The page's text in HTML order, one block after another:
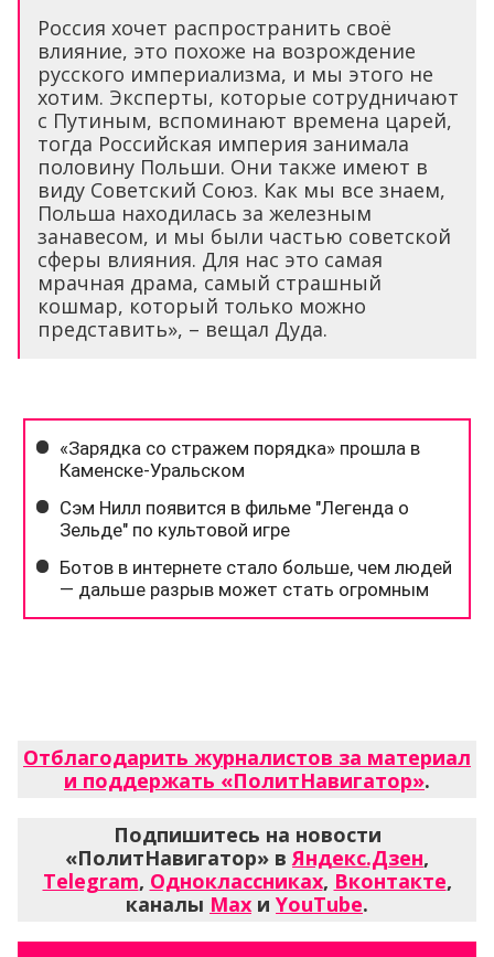
Россия хочет распространить своё
влияние, это похоже на возрождение
русского империализма, и мы этого не
хотим. Эксперты, которые сотрудничают
с Путиным, вспоминают времена царей,
тогда Российская империя занимала
половину Польши. Они также имеют в
виду Советский Союз. Как мы все знаем,
Польша находилась за железным
занавесом, и мы были частью советской
сферы влияния. Для нас это самая
мрачная драма, самый страшный
кошмар, который только можно
представить», – вещал Дуда.
Отблагодарить журналистов за материал
и поддержать «ПолитНавигатор».
Подпишитесь на новости
«ПолитНавигатор» вЯндекс.Дзен,
Telegram, Одноклассниках, Вконтакте,
каналы Max и YouTube.